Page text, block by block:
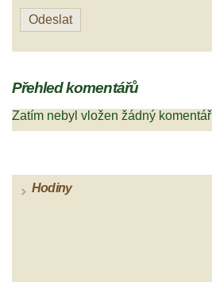
Přehled komentářů
Zatím nebyl vložen žádný komentář
Hodiny